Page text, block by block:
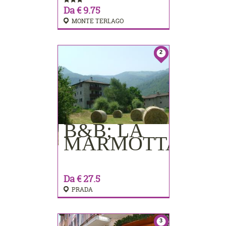
Da € 9.75
MONTE TERLAGO
2
B&B; LA
MARMOTTA
Da € 27.5
PRADA
PRENOTA
3